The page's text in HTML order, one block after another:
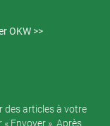
OKW >>
des articles à votre
Envoyer ». Après